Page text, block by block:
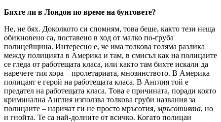
Бяхте ли в Лондон по време на бунтовете?
Не, не бях. Доколкото си спомням, това беше, както тези неща
обикновено са, поставено в ход от малко по-груба
полицейщина. Интересно е, че има толкова голяма разлика
между полицията в Америка и там, в смисъл как на полицаите
се гледа от работещата класа, или както там бихте искали да
наречете тия хора – пролетариата, мнозинството. В Америка
полицаят е герой на работещата класа. В Англия той е
предател на работещата класа. Това е причината, поради която
криминална Англия използва толкова груби названия за
полицаите – наричат ги не просто мръсотия, мръсотията, но
и гнойта. Те са най-долните от всичко. Когато полицаи